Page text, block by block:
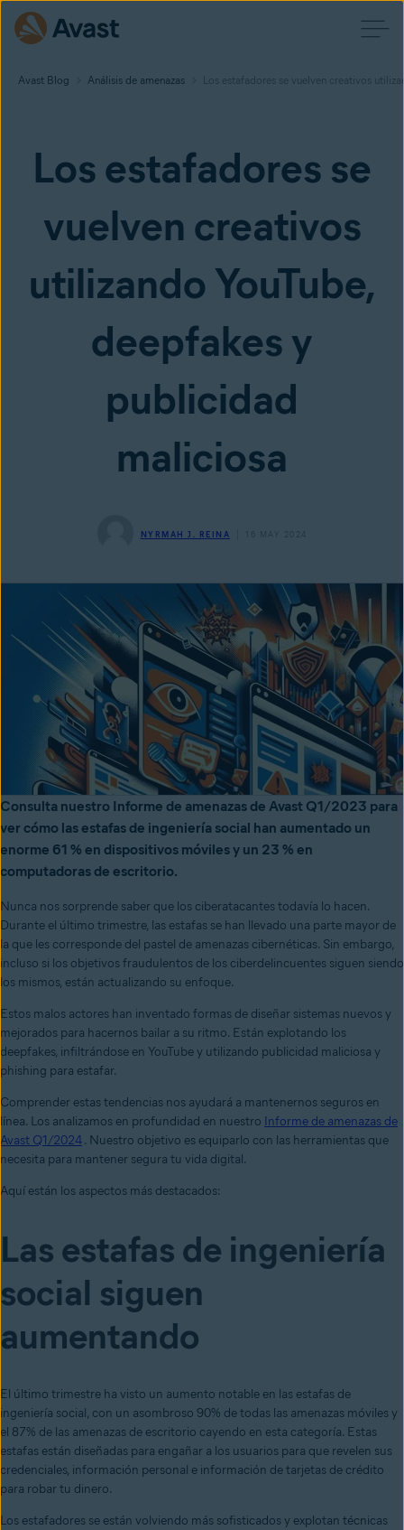
Avast Blog Análisis de amenazas Los estafadores se vuelven creativos
Los estafadores se
vuelven creativos
utilizando YouTube,
deepfakes y
publicidad
maliciosa
NYRMAH J. REINA 16 MAY 2024
Consulta nuestro Informe de amenazas de Avast Q1/2023 para
ver cómo las estafas de ingeniería social han aumentado un
enorme 61 % en dispositivos móviles y un 23 % en
computadoras de escritorio.
Nunca nos sorprende saber que los ciberatacantes todavía lo hacen.
Durante el último trimestre, las estafas se han llevado una parte mayor de
la que les corresponde del pastel de amenazas cibernéticas. Sin embargo,
incluso si los objetivos fraudulentos de los ciberdelincuentes siguen siendo
los mismos, están actualizando su enfoque.
Estos malos actores han inventado formas de diseñar sistemas nuevos y
mejorados para hacernos bailar a su ritmo. Están explotando los
deepfakes, infiltrándose en YouTube y utilizando publicidad maliciosa y
phishing para estafar.
Comprender estas tendencias nos ayudará a mantenernos seguros en
línea. Los analizamos en profundidad en nuestro Informe de amenazas de
Avast Q1/2024. Nuestro objetivo es equiparlo con las herramientas que
necesita para mantener segura tu vida digital.
Aquí están los aspectos más destacados:
Las estafas de ingeniería
social siguen
aumentando
El último trimestre ha visto un aumento notable en las estafas de
ingeniería social, con un asombroso 90% de todas las amenazas móviles y
el 87% de las amenazas de escritorio cayendo en esta categoría. Estas
estafas están diseñadas para engañar a los usuarios para que revelen sus
credenciales, información personal e información de tarjetas de crédito
para robar tu dinero.
Los estafadores se están volviendo más sofisticados y explotan técnicas